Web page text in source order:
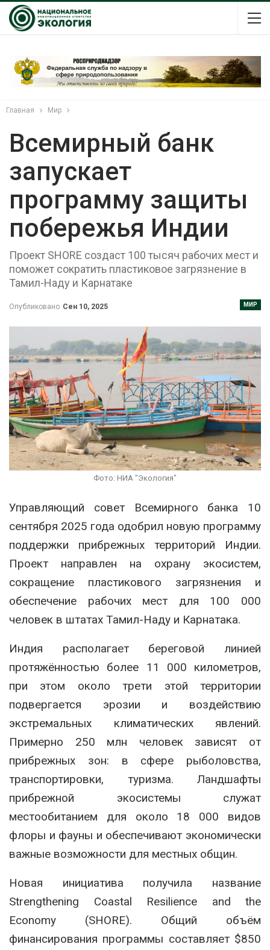
Главная Мир
Всемирный банк
запускает
программу защиты
побережья Индии
Проект SHORE создаст 100 тысяч рабочих мест и
поможет сократить пластиковое загрязнение в
Тамил-Наду и Карнатаке
МИР
Опубликовано Сен 10, 2025
Фото: НИА "Экология"
Управляющий совет Всемирного банка 10
сентября 2025 года одобрил новую программу
поддержки прибрежных территорий Индии.
Проект направлен на охрану экосистем,
сокращение пластикового загрязнения и
обеспечение рабочих мест для 100 000
человек в штатах Тамил-Наду и Карнатака.
Индия располагает береговой линией
протяжённостью более 11 000 километров,
при этом около трети этой территории
подвергается эрозии и воздействию
экстремальных климатических явлений.
Примерно 250 млн человек зависят от
прибрежных зон: в сфере рыболовства,
транспортировки, туризма. Ландшафты
прибрежной экосистемы служат
местообитанием для около 18 000 видов
флоры и фауны и обеспечивают экономически
важные возможности для местных общин.
Новая инициатива получила название
Strengthening Coastal Resilience and the
Economy (SHORE). Общий объём
финансирования программы составляет $850